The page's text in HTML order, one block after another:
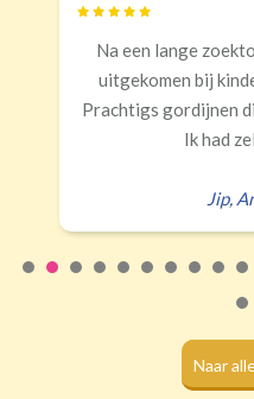
(wave plooi)
(dubbele tunnel)
Half verduisterend
€34,95 per stuk
winkels en online
Top keuze!
goed verduisteren
Naar